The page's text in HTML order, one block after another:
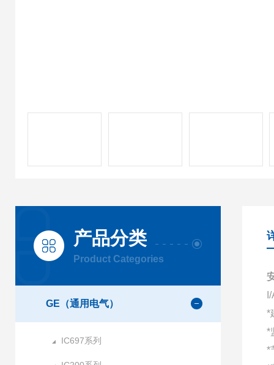
产品分类
Product Categories
GE（通用电气）
IC697系列
*
*
*